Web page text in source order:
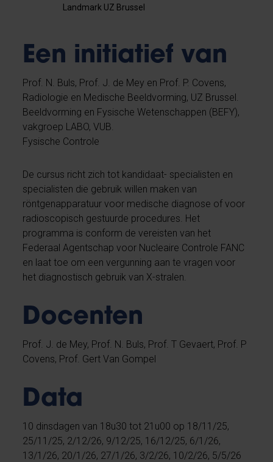
Landmark UZ Brussel
Een initiatief van
Prof. N. Buls, Prof. J. de Mey en Prof. P. Covens,
Radiologie en Medische Beeldvorming, UZ Brussel.
Beeldvorming en Fysische Wetenschappen (BEFY),
vakgroep LABO, VUB.
Fysische Controle
De cursus richt zich tot kandidaat- specialisten en
specialisten die gebruik willen maken van
röntgenapparatuur voor medische diagnose of voor
radioscopisch gestuurde procedures. Het
programma is conform de vereisten van het
Federaal Agentschap voor Nucleaire Controle FANC
en laat toe om een vergunning aan te vragen voor
het diagnostisch gebruik van X-stralen.
Docenten
Prof. J. de Mey, Prof. N. Buls, Prof. T Gevaert, Prof. P
Covens, Prof. Gert Van Gompel
Data
10 dinsdagen van 18u30 tot 21u00 op 18/11/25,
25/11/25, 2/12/26, 9/12/25, 16/12/25, 6/1/26,
13/1/26, 20/1/26, 27/1/26, 3/2/26, 10/2/26, 5/5/26